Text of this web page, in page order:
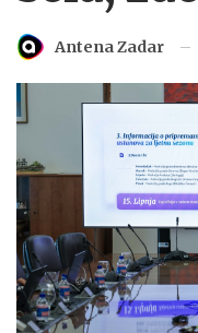
Antena Zadar